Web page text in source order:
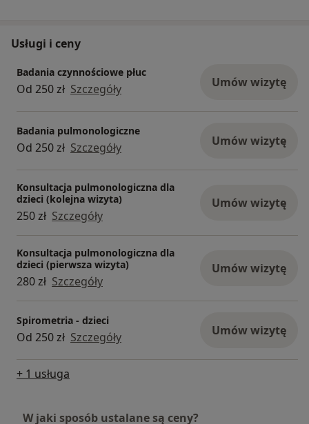
Usługi i ceny
Badania czynnościowe płuc
Od 250 zł Szczegóły Umów wizytę
Badania pulmonologiczne
Od 250 zł Szczegóły Umów wizytę
Konsultacja pulmonologiczna dla
dzieci (kolejna wizyta)
250 zł Szczegóły
Umów wizytę
Konsultacja pulmonologiczna dla
dzieci (pierwsza wizyta)
280 zł Szczegóły
Umów wizytę
Spirometria - dzieci
Od 250 zł Szczegóły Umów wizytę
+ 1 usługa
W jaki sposób ustalane są ceny?